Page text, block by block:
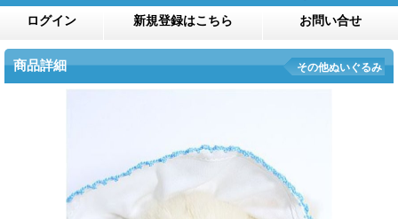
ログイン 新規登録はこちら お問い合せ
商品詳細 その他ぬいぐるみ